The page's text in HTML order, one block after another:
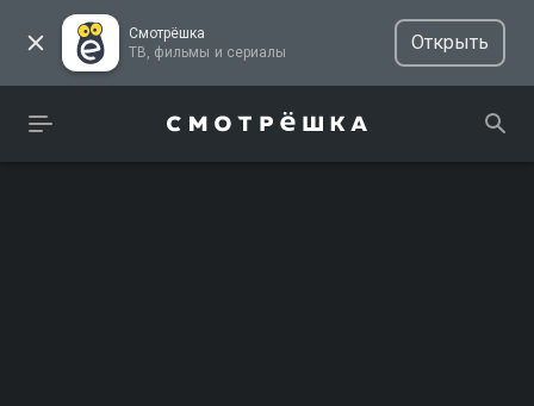
Смотрёшка
ТВ, фильмы и сериалы
Открыть